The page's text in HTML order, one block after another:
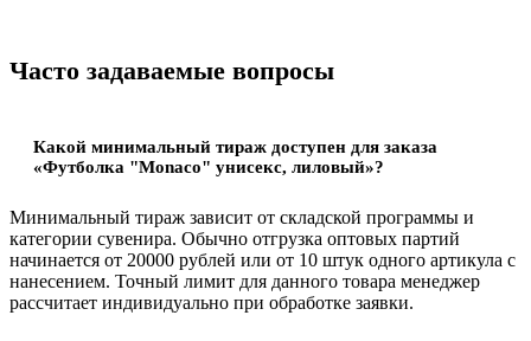
Часто задаваемые вопросы
Какой минимальный тираж доступен для заказа
«Футболка "Monaco" унисекс, лиловый»?
Минимальный тираж зависит от складской программы и
категории сувенира. Обычно отгрузка оптовых партий
начинается от 20000 рублей или от 10 штук одного артикула с
нанесением. Точный лимит для данного товара менеджер
рассчитает индивидуально при обработке заявки.